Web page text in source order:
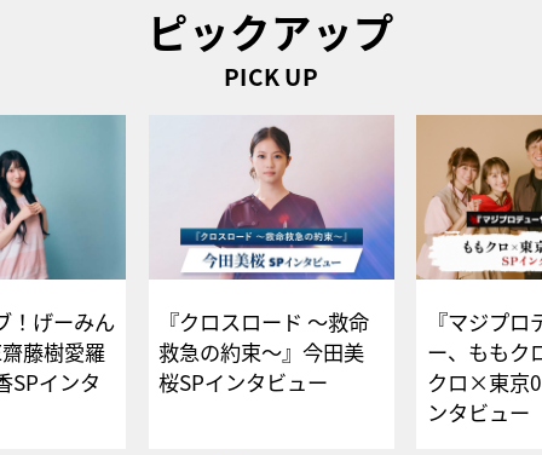
ピックアップ
PICK UP
！げーみん
藤樹愛羅
SPインタ
『クロスロード ～救命
救急の約束～』今田美
桜SPインタビュー
『マジプロ
ー、ももク
クロ×東京
ンタビュー